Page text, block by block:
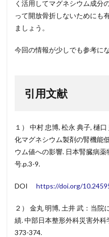
く活用してマグネシウム成分
って開放骨折しないためにも
ましょう。
今回の情報が少しでも参考に
引用文献
１） 中村 忠博, 松永 典子, 樋
化マグネシウム製剤の腎機能
ウム値への影響. 日本腎臓病
号.p.3-9.
DOI https://doi.org/
２） 金丸 明博, 土井 武：当
績. 中部日本整形外科災害外科
373-374.